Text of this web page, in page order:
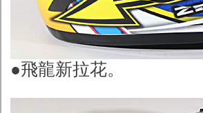
●飛龍新拉花。